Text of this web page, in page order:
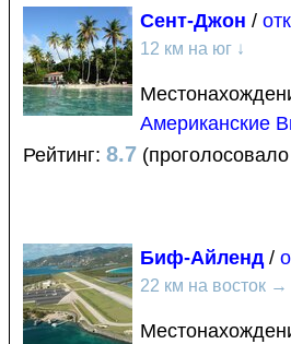
Сент-Джон /
12 км на юг ↓
Американские
Рейтинг: 8.7
Биф-Айленд/
22 км на восток →